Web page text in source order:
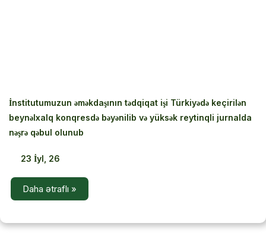
İnstitutumuzun əməkdaşının tədqiqat işi Türkiyədə keçirilən
beynəlxalq konqresdə bəyənilib və yüksək reytinqli jurnalda
nəşrə qəbul olunub
23 İyl, 26
Daha ətraflı »